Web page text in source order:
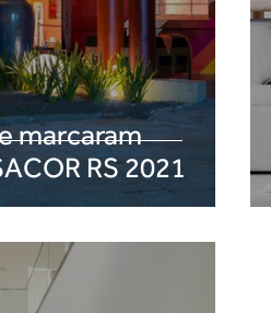
marcaram
RS 2021